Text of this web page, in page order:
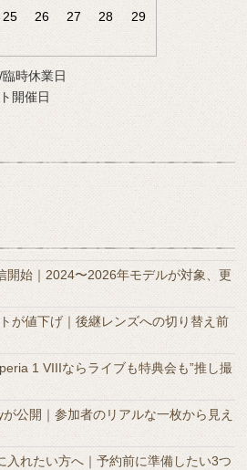
25 26 27 28
29
時休業日
開催日
開始｜2024〜2026年モデルが対象、更
が値下げ｜後継レンズへの切り替え前
1 VIIIならライブも特典会も”推し撮
公開｜参加者のリアルな一枚から見え
入れたい方へ｜予約前に準備したい3つ